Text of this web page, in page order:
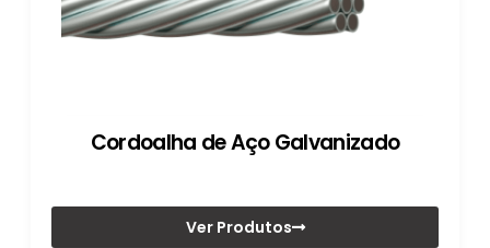
Cordoalha de Aço Galvanizado
Ver Produtos